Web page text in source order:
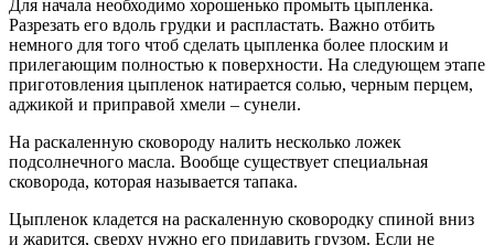
Для начала необходимо хорошенько промыть цыпленка.
Разрезать его вдоль грудки и распластать. Важно отбить
немного для того чтоб сделать цыпленка более плоским и
прилегающим полностью к поверхности. На следующем этапе
приготовления цыпленок натирается солью, черным перцем,
аджикой и приправой хмели – сунели.
На раскаленную сковороду налить несколько ложек
подсолнечного масла. Вообще существует специальная
сковорода, которая называется тапака.
Цыпленок кладется на раскаленную сковородку спиной вниз
и жарится, сверху нужно его придавить грузом. Если не